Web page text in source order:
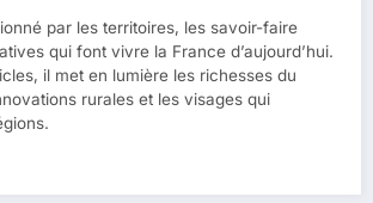
par les territoires, les savoir-faire
qui font vivre la France d’aujourd’hui.
il met en lumière les richesses du
rurales et les visages qui